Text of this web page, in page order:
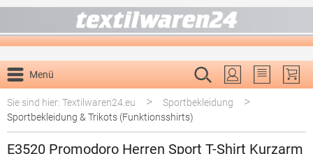
Menü
Du hast 0
Sie sind hier: Textilwaren24.eu
> Sportbekleidung >
Sportbekleidung & Trikots (Funktionsshirts)
E3520 Promodoro Herren Sport T-Shirt Kurzarm